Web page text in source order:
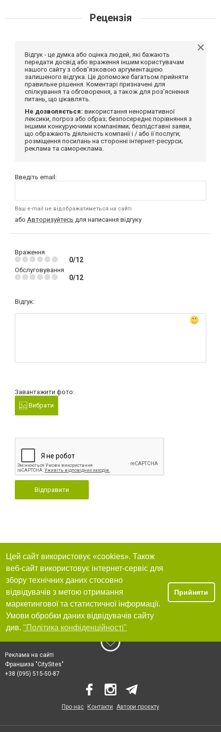
Рецензія
Відгук - це думка або оцінка людей, які бажають
передати досвід або враження іншим користувачам
нашого сайту з обов'язковою аргументацією
залишеного відгука. Це допоможе багатьом прийняти
правильне рішення. Коментарі призначені для
спілкування та обговорення, а також для роз'яснення
питань, що цікавлять.
Не дозволяється: використання ненормативної
лексики, погроз або образ; безпосереднє порівняння з
іншими конкуруючими компаніями; безпідставні заяви,
що ображають діяльність компанії і / або її послуги;
розміщення посилань на сторонні інтернет-ресурси;
реклама та самореклама.
Введіть email:
Ваш e-mail не відображатиметься на сайті
або Авторизуйтесь для написання відгуку
Враження
0/12
Обслуговування
0/12
Відгук:
Завантажити фото:
Вибрати
Відправити
Цей сайт використовує «cookies». Також
веб-сайт використовує інтернет-сервіс для
збору технічних даних стосовно
відвідувачів з метою отримання
маркетингової та статистичної інформації.
Умови обробки даних відвідувачів сайту
див. "Політика конфіденційності"
Прийняти
Реклама на сайті
Франшиза "CitySites"
+38 (095) 515-50-87
Про нас Контакти Автори проєкту